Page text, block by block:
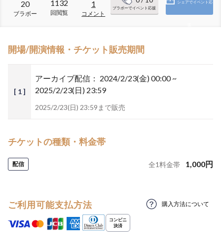
20
ブラボー
1132
回閲覧
1
コメント
ブラボーでイベント応援
シェアでイベント応
開場/開演情報・チケット販売期間
[ 1 ]
アーカイブ配信： 2024/2/23(金) 00:00 ~
2025/2/23(日) 23:59
2025/2/23(日) 23:59まで販売
チケットの種類・料金帯
配信 全1料金帯 1,000円
ご利用可能支払方法 購入方法について